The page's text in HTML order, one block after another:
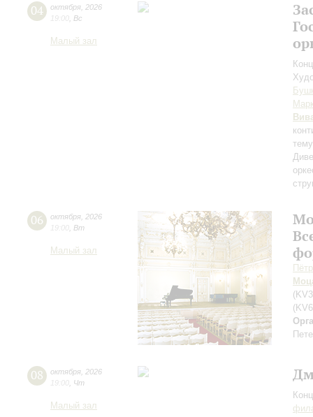
04 октября 2026
19:00 Вс
Малый зал
06 октября 2026
19:00 Вт
Малый зал
08 октября 2026
19:00 Чт
Малый зал